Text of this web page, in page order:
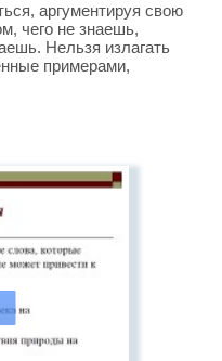
аргументируя свою
чего не знаешь,
Нельзя излагать
примерами,